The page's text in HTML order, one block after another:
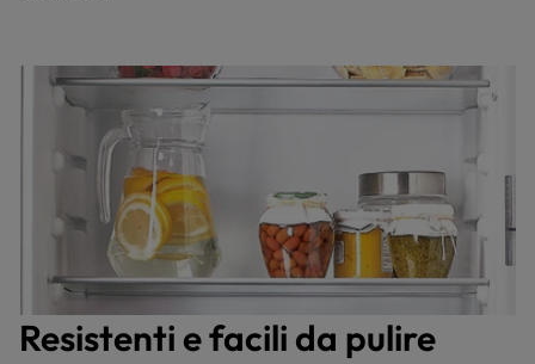
Resistenti e facili da pulire